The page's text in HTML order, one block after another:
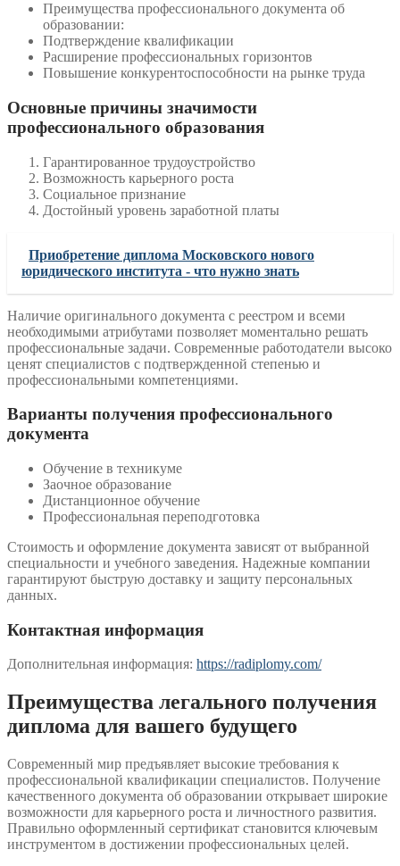
Преимущества профессионального документа об
образовании:
Подтверждение квалификации
Расширение профессиональных горизонтов
Повышение конкурентоспособности на рынке труда
Основные причины значимости
профессионального образования
Гарантированное трудоустройство
Возможность карьерного роста
Социальное признание
Достойный уровень заработной платы
Приобретение диплома Московского нового
юридического института - что нужно знать
Наличие оригинального документа с реестром и всеми
необходимыми атрибутами позволяет моментально решать
профессиональные задачи. Современные работодатели высоко
ценят специалистов с подтвержденной степенью и
профессиональными компетенциями.
Варианты получения профессионального
документа
Обучение в техникуме
Заочное образование
Дистанционное обучение
Профессиональная переподготовка
Стоимость и оформление документа зависят от выбранной
специальности и учебного заведения. Надежные компании
гарантируют быструю доставку и защиту персональных
данных.
Контактная информация
Дополнительная информация: https://radiplomy.com/
Преимущества легального получения
диплома для вашего будущего
Современный мир предъявляет высокие требования к
профессиональной квалификации специалистов. Получение
качественного документа об образовании открывает широкие
возможности для карьерного роста и личностного развития.
Правильно оформленный сертификат становится ключевым
инструментом в достижении профессиональных целей.